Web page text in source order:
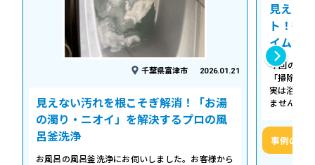
千葉県富津市 2026.01.21
見えない汚れを根こそぎ解消！「お湯
の濁り・ニオイ」を解決するプロの風
呂釜洗浄
お風呂の風呂釜洗浄にお伺いしました。お客様から
見えな
ト！徹
イム
今回の作
「掃除し
実は浴槽
ません。
事例の詳